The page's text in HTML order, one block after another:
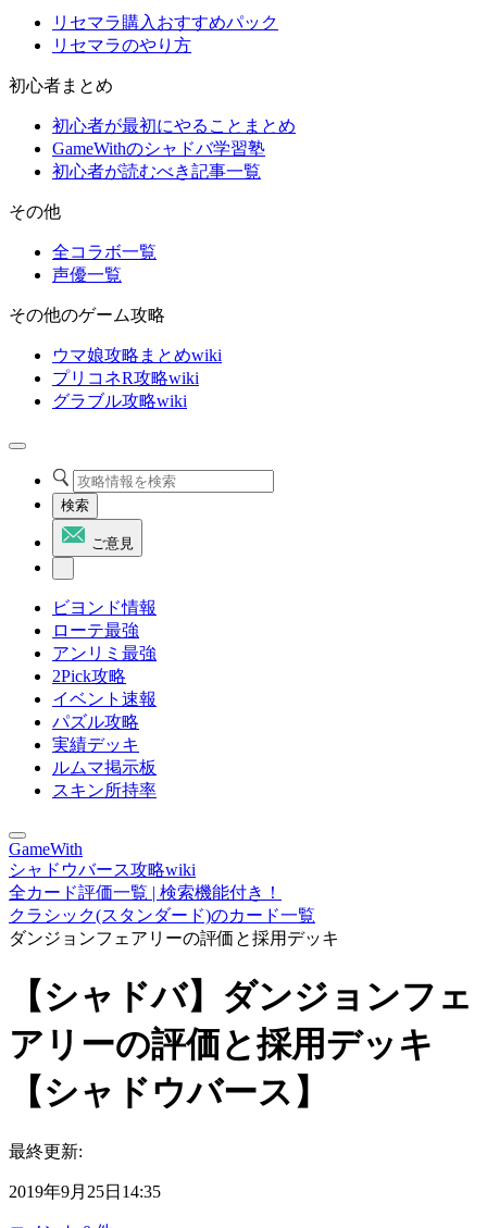
リセマラ購入おすすめパック
リセマラのやり方
初心者まとめ
初心者が最初にやることまとめ
GameWithのシャドバ学習塾
初心者が読むべき記事一覧
その他
全コラボ一覧
声優一覧
その他のゲーム攻略
ウマ娘攻略まとめwiki
プリコネR攻略wiki
グラブル攻略wiki
検索
ご意見
ビヨンド情報
ローテ最強
アンリミ最強
2Pick攻略
イベント速報
パズル攻略
実績デッキ
ルムマ掲示板
スキン所持率
GameWith
シャドウバース攻略wiki
全カード評価一覧 | 検索機能付き！
クラシック(スタンダード)のカード一覧
ダンジョンフェアリーの評価と採用デッキ
【シャドバ】ダンジョンフェ
アリーの評価と採用デッキ
【シャドウバース】
最終更新:
2019年9月25日14:35